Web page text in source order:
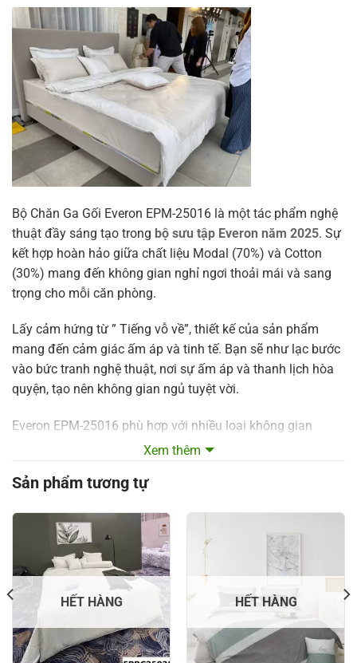
Bộ Chăn Ga Gối Everon EPM-25016 là một tác phẩm nghệ
thuật đầy sáng tạo trong bộ sưu tập Everon năm 2025. Sự
kết hợp hoàn hảo giữa chất liệu Modal (70%) và Cotton
(30%) mang đến không gian nghỉ ngơi thoải mái và sang
trọng cho mỗi căn phòng.
Lấy cảm hứng từ ” Tiếng vỗ về”, thiết kế của sản phẩm
mang đến cảm giác ấm áp và tinh tế. Bạn sẽ như lạc bước
vào bức tranh nghệ thuật, nơi sự ấm áp và thanh lịch hòa
quyện, tạo nên không gian ngủ tuyệt vời.
Everon EPM-25016 phù hợp với nhiều loại không gian
phòng ngủ khác nhau, giúp bạn dễ dàng tô điểm cho căn
êm ái, vỗ về mọi giác quan.
Bảng giá bán Bộ chăn ga gối Everon EPM-25016
TÊN SẢN PHẨM
KÍCH
THƯỚC
GIÁ BÁN CHỌN MUA
1m6x2m
1.899.000
1.709.000
MUA
Xem thêm
Sản phẩm tương tự
HẾT HÀNG HẾT HÀNG